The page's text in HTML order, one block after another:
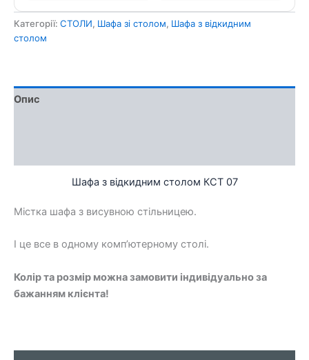
Категорії: СТОЛИ, Шафа зі столом, Шафа з відкидним
столом
Опис
Шафа з відкидним столом КСТ 07
Містка шафа з висувною стільницею.
І це все в одному комп’ютерному столі.
Колір та розмір можна замовити індивідуально за
бажанням клієнта!